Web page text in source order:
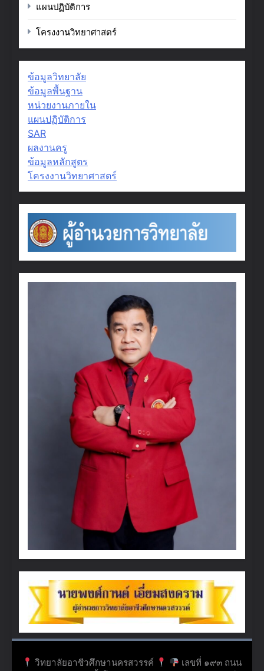
แผนปฏิบัติการ
โครงงานวิทยาศาสตร์
ข้อมูลวิทยาลัย
ข้อมูลพื้นฐาน
หน่วยงานภายใน
แผนปฏิบัติการ
SAR
ผลงานครู
ข้อมูลหลักสูตร
โครงงานวิทยาศาสตร์
วิทยาลัยอาชีวศึกษานครสวรรค์
เลขที่ ๑๙๓ ถนน